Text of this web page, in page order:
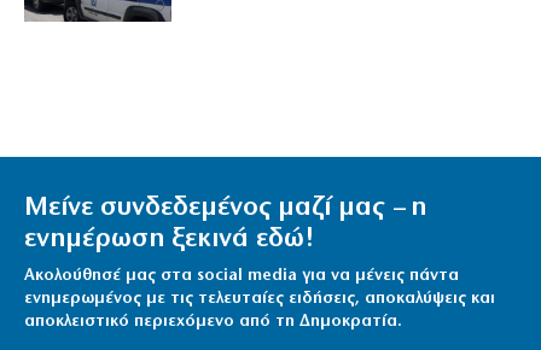
Μείνε συνδεδεμένος μαζί μας – η
ενημέρωση ξεκινά εδώ!
Ακολούθησέ μας στα social media για να μένεις πάντα
ενημερωμένος με τις τελευταίες ειδήσεις, αποκαλύψεις και
αποκλειστικό περιεχόμενο από τη Δημοκρατία.